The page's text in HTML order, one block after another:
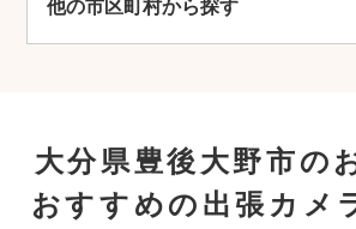
他の市区町村から探す
大分県豊後大野市の
おすすめの出張カメ